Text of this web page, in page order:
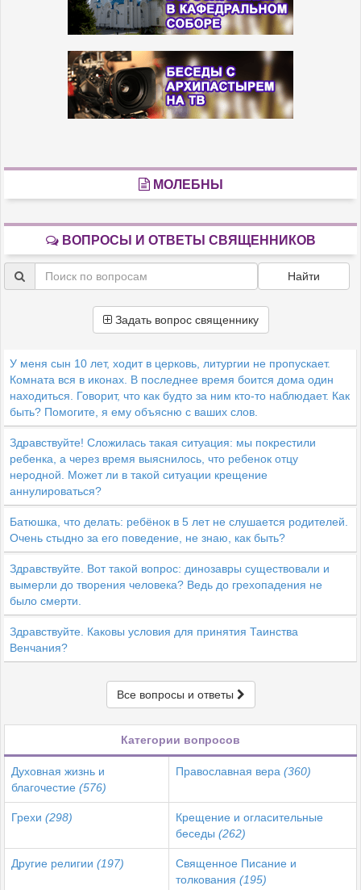
МОЛЕБНЫ
ВОПРОСЫ И ОТВЕТЫ СВЯЩЕННИКОВ
Найти
Задать вопрос священнику
У меня сын 10 лет, ходит в церковь, литургии не пропускает.
Комната вся в иконах. В последнее время боится дома один
находиться. Говорит, что как будто за ним кто-то наблюдает. Как
быть? Помогите, я ему объясню с ваших слов.
Здравствуйте! Сложилась такая ситуация: мы покрестили
ребенка, а через время выяснилось, что ребенок отцу
неродной. Может ли в такой ситуации крещение
аннулироваться?
Батюшка, что делать: ребёнок в 5 лет не слушается родителей.
Очень стыдно за его поведение, не знаю, как быть?
Здравствуйте. Вот такой вопрос: динозавры существовали и
вымерли до творения человека? Ведь до грехопадения не
было смерти.
Здравствуйте. Каковы условия для принятия Таинства
Венчания?
Все вопросы и ответы
Категории вопросов
Духовная жизнь и
благочестие (576)
Православная вера (360)
Грехи (298)
Крещение и огласительные
беседы (262)
Другие религии (197)
Священное Писание и
толкования (195)